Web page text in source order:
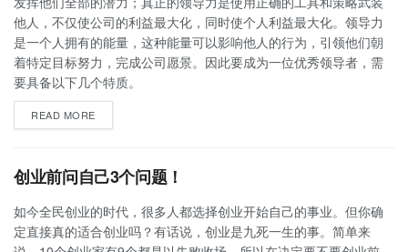
他人，不仅使公司的利益最大化，同时使个人利益最大化。领导力
是一个人拥有的能量，这种能量可以影响他人的行为，引领他们朝
着特定目标努力，完成公司愿景。因此要成为一位优秀领导者，需
要具备以下几个特质。
READ MORE
创业前问自己3个问题！
如今全民创业的时代，很多人都选择创业开始自己的事业。但你确
定直接真的适合创业吗？有话说，创业是九死一生的事。简单来